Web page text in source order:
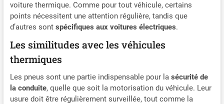
voiture thermique. Comme pour tout véhicule, certains
points nécessitent une attention régulière, tandis que
d’autres sont spécifiques aux voitures électriques.
Les similitudes avec les véhicules
thermiques
Les pneus sont une partie indispensable pour la sécurité de
la conduite, quelle que soit la motorisation du véhicule. Leur
usure doit être régulièrement surveillée, tout comme la